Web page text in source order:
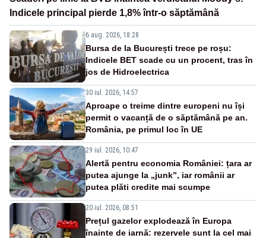
Indicele principal pierde 1,8% într-o săptămână
6 aug. 2026, 18:28
Bursa de la București trece pe roșu:
Indicele BET scade cu un procent, tras în
jos de Hidroelectrica
30 iul. 2026, 14:57
Aproape o treime dintre europeni nu își
permit o vacanță de o săptămână pe an.
România, pe primul loc în UE
29 iul. 2026, 10:47
Alertă pentru economia României: țara ar
putea ajunge la „junk”, iar românii ar
putea plăti credite mai scumpe
20 iul. 2026, 08:51
Prețul gazelor explodează în Europa
înainte de iarnă: rezervele sunt la cel mai